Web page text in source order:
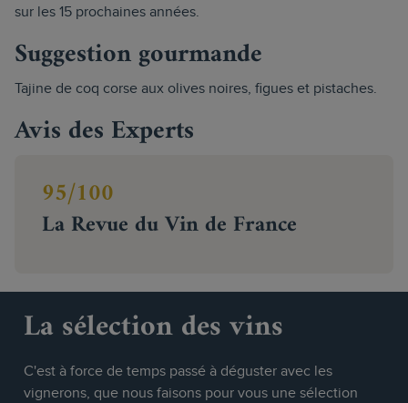
sur les 15 prochaines années.
Suggestion gourmande
Tajine de coq corse aux olives noires, figues et pistaches.
Avis des Experts
95/100
La Revue du Vin de France
La sélection des vins
C'est à force de temps passé à déguster avec les
vignerons, que nous faisons pour vous une sélection